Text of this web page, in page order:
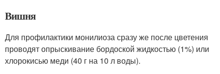
Вишня
Для профилактики монили­оза сразу же после цветения
прово­дят опрыскивание бордоской жид­костью (1%) или
хлорокисью меди (40 г на 10 л воды).